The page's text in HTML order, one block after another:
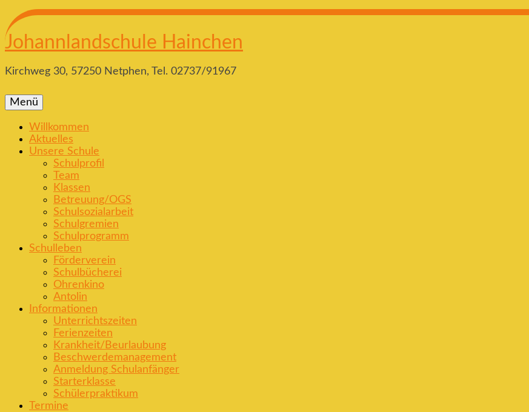
Johannlandschule Hainchen
Kirchweg 30, 57250 Netphen, Tel. 02737/91967
Menü
Willkommen
Aktuelles
Unsere Schule
Schulprofil
Team
Klassen
Betreuung/OGS
Schulsozialarbeit
Schulgremien
Schulprogramm
Schulleben
Förderverein
Schulbücherei
Ohrenkino
Antolin
Informationen
Unterrichtszeiten
Ferienzeiten
Krankheit/Beurlaubung
Beschwerdemanagement
Anmeldung Schulanfänger
Starterklasse
Schülerpraktikum
Termine